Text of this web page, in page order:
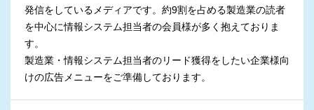
発信をしているメディアです。約9割を占める製造業の読者
を中心に情報システム担当者の会員様が多く抱えておりま
す。
製造業・情報システム担当者のリード獲得をしたい企業様向
けの広告メニューをご準備しております。